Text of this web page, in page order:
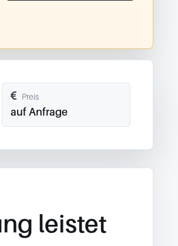
Preis
auf Anfrage
leistet